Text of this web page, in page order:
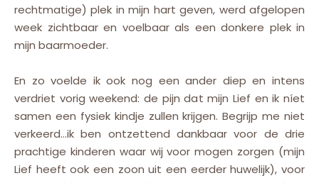
rechtmatige) plek in mijn hart geven, werd afgelopen
week zichtbaar en voelbaar als een donkere plek in
mijn baarmoeder.
En zo voelde ik ook nog een ander diep en intens
verdriet vorig weekend: de pijn dat mijn Lief en ik níet
samen een fysiek kindje zullen krijgen. Begrijp me niet
verkeerd…ik ben ontzettend dankbaar voor de drie
prachtige kinderen waar wij voor mogen zorgen (mijn
Lief heeft ook een zoon uit een eerder huwelijk), voor